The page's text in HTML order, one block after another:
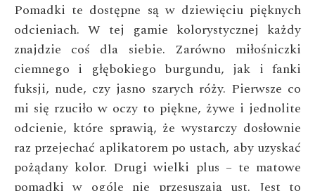
Pomadki te dostępne są w dziewięciu pięknych
odcieniach. W tej gamie kolorystycznej każdy
znajdzie coś dla siebie. Zarówno miłośniczki
ciemnego i głębokiego burgundu, jak i fanki
fuksji, nude, czy jasno szarych róży. Pierwsze co
mi się rzuciło w oczy to piękne, żywe i jednolite
odcienie, które sprawią, że wystarczy dosłownie
raz przejechać aplikatorem po ustach, aby uzyskać
pożądany kolor. Drugi wielki plus – te matowe
pomadki w ogóle nie przesuszają ust. Jest to